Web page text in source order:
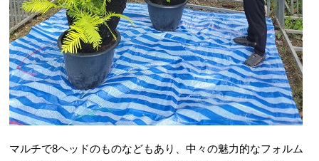
マルチで8ヘッドのものなどもあり、中々の魅力的なフォルム